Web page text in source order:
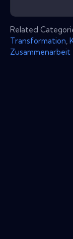
Related
Transformation
Zusammenarbeit